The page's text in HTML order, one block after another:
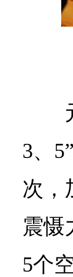
3、
次，
震慑
5个